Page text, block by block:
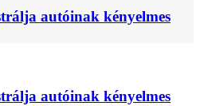
autóinak kényelmes
autóinak kényelmes